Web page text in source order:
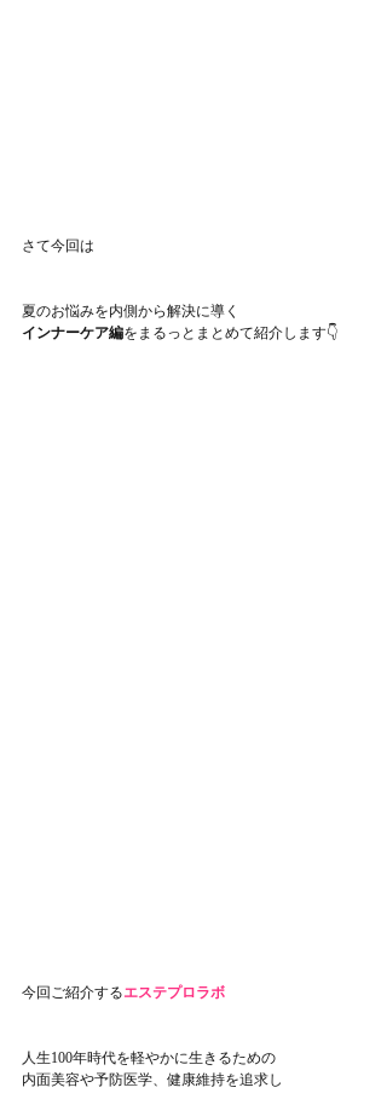
さて今回は
夏のお悩みを内側から解決に導く
インナーケア編をまるっとまとめて紹介します👇
今回ご紹介するエステプロラボ
人生100年時代を軽やかに生きるための
内面美容や予防医学、健康維持を追求し